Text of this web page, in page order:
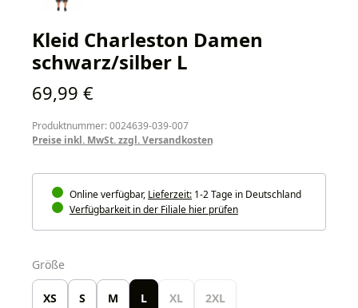
Kleid Charleston Damen
schwarz/silber L
Regulärer Preis:
69,99 €
Produktnummer: 0024639-039-007
Preise inkl. MwSt. zzgl. Versandkosten
Online verfügbar, Lieferzeit: 1-2 Tage in Deutschland
Verfügbarkeit in der Filiale hier prüfen
Größe
XS S M L XL 2XL